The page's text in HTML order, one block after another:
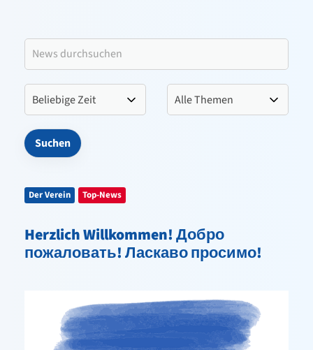
Der Verein Top-News
Herzlich Willkommen! Добро
пожаловать! Ласкаво просимо!
Sportangebote
Kontakt